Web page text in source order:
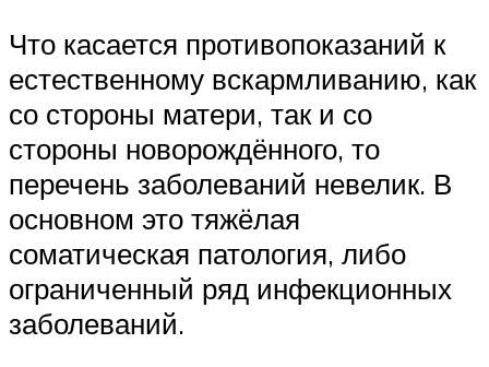
Что касается противопоказаний к
естественному вскармливанию, как
со стороны матери, так и со
стороны новорождённого, то
перечень заболеваний невелик. В
основном это тяжёлая
соматическая патология, либо
ограниченный ряд инфекционных
заболеваний.